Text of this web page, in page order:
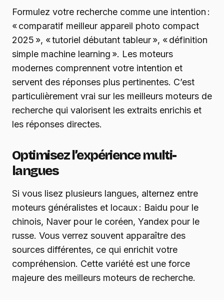
Formulez votre recherche comme une intention :
« comparatif meilleur appareil photo compact
2025 », « tutoriel débutant tableur », « définition
simple machine learning ». Les moteurs
modernes comprennent votre intention et
servent des réponses plus pertinentes. C’est
particulièrement vrai sur les meilleurs moteurs de
recherche qui valorisent les extraits enrichis et
les réponses directes.
Optimisez l’expérience multi-
langues
Si vous lisez plusieurs langues, alternez entre
moteurs généralistes et locaux : Baidu pour le
chinois, Naver pour le coréen, Yandex pour le
russe. Vous verrez souvent apparaître des
sources différentes, ce qui enrichit votre
compréhension. Cette variété est une force
majeure des meilleurs moteurs de recherche.